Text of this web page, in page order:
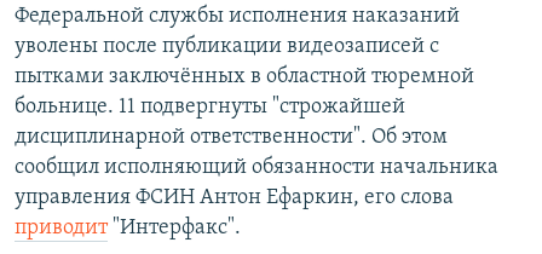
Все сайты РСЕ/РС
Федеральной службы исполнения наказаний
уволены после публикации видеозаписей с
пытками заключённых в областной тюремной
больнице. 11 подвергнуты "строжайшей
дисциплинарной ответственности". Об этом
сообщил исполняющий обязанности начальника
управления ФСИН Антон Ефаркин, его слова
приводит"Интерфакс".